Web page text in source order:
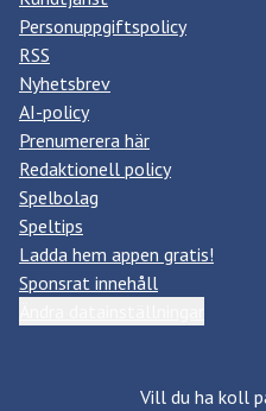
Personuppgiftspolicy
RSS
Nyhetsbrev
AI-policy
Prenumerera här
Redaktionell policy
Spelbolag
Speltips
Ladda hem appen gratis!
Sponsrat innehåll
Vill du ha koll